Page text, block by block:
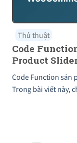
Thủ thuật
Code
Product
Code Function sản
Trong bài viết này,